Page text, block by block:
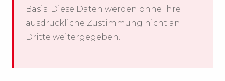
Basis. Diese Daten werden ohne Ihre
ausdrückliche Zustimmung nicht an
Dritte weitergegeben.